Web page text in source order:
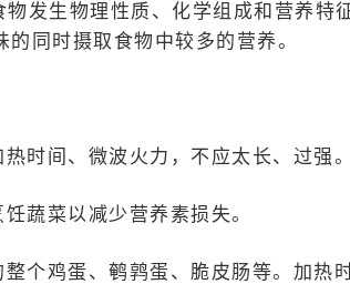
发生物理性质、化学组成和营养特
同时摄取食物中较多的营养。
时间、微波火力，不应太长、过强
蔬菜以减少营养素损失。
个鸡蛋、鹌鹑蛋、脆皮肠等。加热